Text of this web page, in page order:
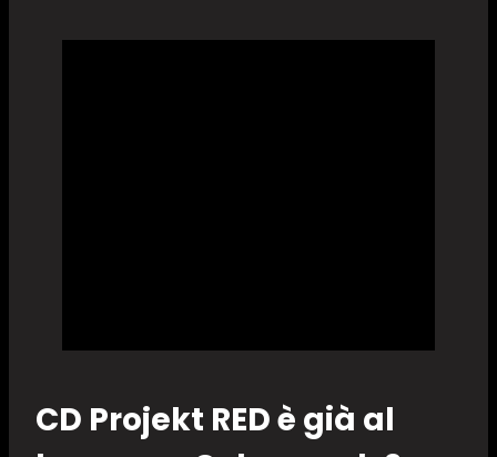
CD Projekt RED è già al